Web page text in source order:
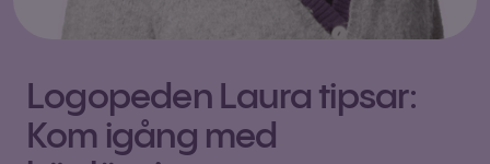
Logopeden Laura tipsar:
Kom igång med